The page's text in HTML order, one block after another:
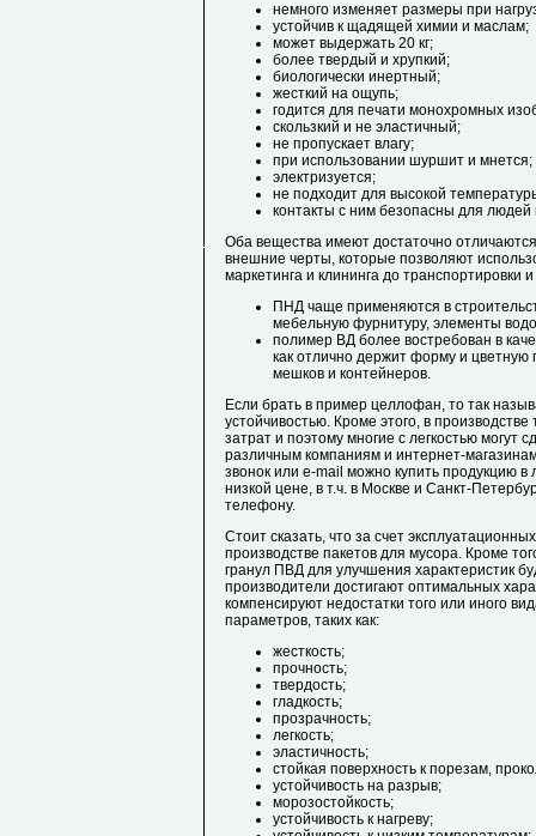
немного изменяет размеры при
устойчив к щадящей химии и маслам;
может выдержать 20 кг;
более твердый и хрупкий;
биологически инертный;
жесткий на ощупь;
годится для печати монохромных
скользкий и не эластичный;
не пропускает влагу;
при использовании шуршит и мнется;
электризуется;
не подходит для высокой
контакты с ним безопасны для людей
Оба вещества имеют достаточно
внешние черты, которые позволяют
маркетинга и клининга до транспортировки
ПНД чаще применяются в
мебельную фурнитуру, элементы
полимер ВД более востребован в
как отлично держит форму и цветную
мешков и контейнеров.
Если брать в пример целлофан, то так
устойчивостью. Кроме этого, в
затрат и поэтому многие с легкостью могут
различным компаниям и интернет-
звонок или e-mail можно купить продукцию
низкой цене, в т.ч. в Москве и Санкт-
телефону.
Стоит сказать, что за счет
производстве пакетов для мусора. Кроме
гранул ПВД для улучшения характеристик
производители достигают оптимальных
компенсируют недостатки того или иного
параметров, таких как:
жесткость;
прочность;
твердость;
гладкость;
прозрачность;
легкость;
эластичность;
стойкая поверхность к порезам,
устойчивость на разрыв;
морозостойкость;
устойчивость к нагреву;